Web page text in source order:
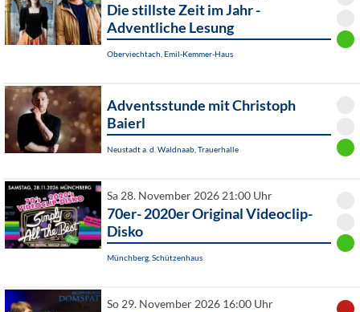
Die stillste Zeit im Jahr -
Adventliche Lesung
Oberviechtach, Emil-Kemmer-Haus
Adventsstunde mit Christoph
Baierl
Neustadt a. d. Waldnaab, Trauerhalle
Sa 28. November 2026 21:00 Uhr
70er- 2020er Original Videoclip-
Disko
Münchberg, Schützenhaus
So 29. November 2026 16:00 Uhr